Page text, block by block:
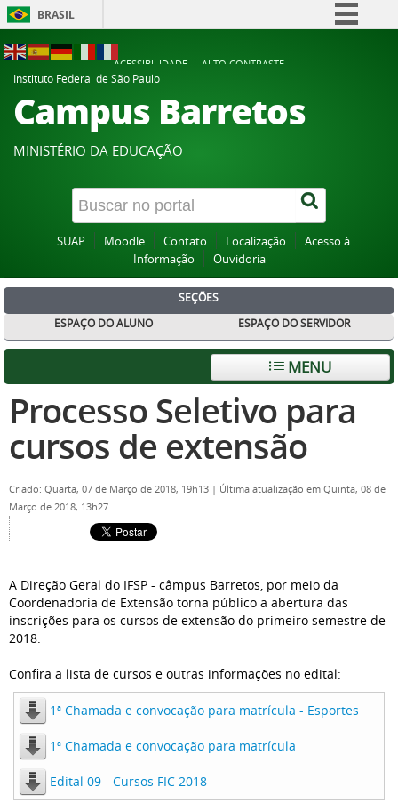
BRASIL
Participe
Acesso à informação
Canais
ACESSIBILIDADE
ALTO CONTRASTE
Instituto Federal de São Paulo
Campus Barretos
MINISTÉRIO DA EDUCAÇÃO
SUAP Moodle Contato Localização
Acesso à
Informação
Ouvidoria
SEÇÕES
ESPAÇO DO ALUNO
ESPAÇO DO SERVIDOR
MENU
Processo Seletivo para
cursos de extensão
Criado: Quarta, 07 de Março de 2018, 19h13 | Última atualização em Quinta, 08 de
Março de 2018, 13h27
A Direção Geral do IFSP - câmpus Barretos, por meio da
Coordenadoria de Extensão torna público a abertura das
inscrições para os cursos de extensão do primeiro semestre de
2018.
Confira a lista de cursos e outras informações no edital:
1ª Chamada e convocação para matrícula - Esportes
1ª Chamada e convocação para matrícula
Edital 09 - Cursos FIC 2018